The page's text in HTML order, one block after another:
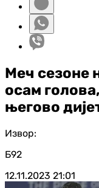
Меч сезоне
осам
његово
Извор:
Б92
12.11.2023 21:01